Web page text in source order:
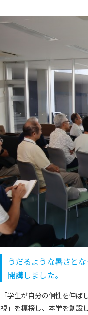
うだるような暑さと
開講しました。
「学生が自分の個性を伸
視」を標榜し、本学を創設